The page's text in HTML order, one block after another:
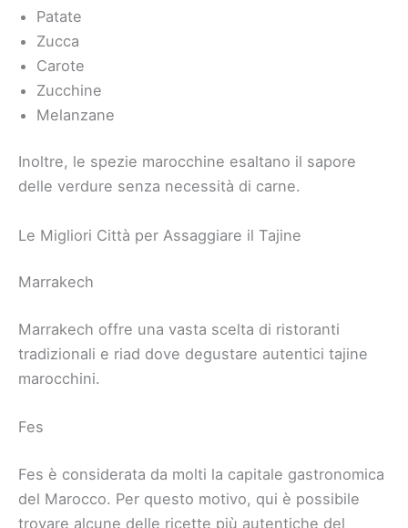
Patate
Zucca
Carote
Zucchine
Melanzane
Inoltre, le spezie marocchine esaltano il sapore
delle verdure senza necessità di carne.
Le Migliori Città per Assaggiare il Tajine
Marrakech
Marrakech offre una vasta scelta di ristoranti
tradizionali e riad dove degustare autentici tajine
marocchini.
Fes
Fes è considerata da molti la capitale gastronomica
del Marocco. Per questo motivo, qui è possibile
trovare alcune delle ricette più autentiche del